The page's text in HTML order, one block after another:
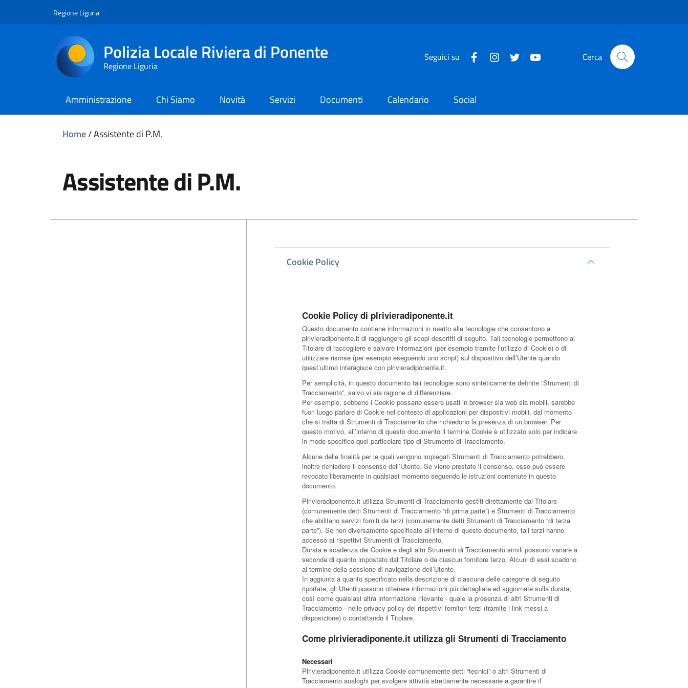
Regione Liguria
Polizia Locale Riviera di Ponente
Regione Liguria
Seguici su Cerca
Amministrazione Chi Siamo Novità Servizi Documenti Calendario Social
Home/Assistente di P.M.
Assistente di P.M.
Cookie Policy
Cookie Policy di plrivieradiponente.it
Questo documento contiene informazioni in merito alle tecnologie che consentono a
plrivieradiponente.it di raggiungere gli scopi descritti di seguito. Tali tecnologie permettono al
Titolare di raccogliere e salvare informazioni (per esempio tramite l’utilizzo di Cookie) o di
utilizzare risorse (per esempio eseguendo uno script) sul dispositivo dell’Utente quando
quest’ultimo interagisce con plrivieradiponente.it.
Per semplicità, in questo documento tali tecnologie sono sinteticamente definite “Strumenti di
Tracciamento”, salvo vi sia ragione di differenziare.
Per esempio, sebbene i Cookie possano essere usati in browser sia web sia mobili, sarebbe
fuori luogo parlare di Cookie nel contesto di applicazioni per dispositivi mobili, dal momento
che si tratta di Strumenti di Tracciamento che richiedono la presenza di un browser. Per
questo motivo, all’interno di questo documento il termine Cookie è utilizzato solo per indicare
in modo specifico quel particolare tipo di Strumento di Tracciamento.
Alcune delle finalità per le quali vengono impiegati Strumenti di Tracciamento potrebbero,
inoltre richiedere il consenso dell’Utente. Se viene prestato il consenso, esso può essere
revocato liberamente in qualsiasi momento seguendo le istruzioni contenute in questo
documento.
Plrivieradiponente.it utilizza Strumenti di Tracciamento gestiti direttamente dal Titolare
(comunemente detti Strumenti di Tracciamento “di prima parte”) e Strumenti di Tracciamento
che abilitano servizi forniti da terzi (comunemente detti Strumenti di Tracciamento “di terza
parte”). Se non diversamente specificato all’interno di questo documento, tali terzi hanno
accesso ai rispettivi Strumenti di Tracciamento.
Durata e scadenza dei Cookie e degli altri Strumenti di Tracciamento simili possono variare a
seconda di quanto impostato dal Titolare o da ciascun fornitore terzo. Alcuni di essi scadono
al termine della sessione di navigazione dell’Utente.
In aggiunta a quanto specificato nella descrizione di ciascuna delle categorie di seguito
riportate, gli Utenti possono ottenere informazioni più dettagliate ed aggiornate sulla durata,
così come qualsiasi altra informazione rilevante - quale la presenza di altri Strumenti di
Tracciamento - nelle privacy policy dei rispettivi fornitori terzi (tramite i link messi a
disposizione) o contattando il Titolare.
Come plrivieradiponente.it utilizza gli Strumenti di Tracciamento
Necessari
Plrivieradiponente.it utilizza Cookie comunemente detti “tecnici” o altri Strumenti di
Tracciamento analoghi per svolgere attività strettamente necessarie a garantire il